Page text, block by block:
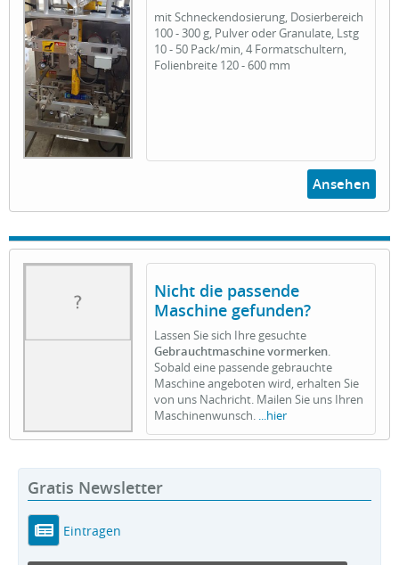
mit Schneckendosierung, Dosierbereich
100 - 300 g, Pulver oder Granulate, Lstg
10 - 50 Pack/min, 4 Formatschultern,
Folienbreite 120 - 600 mm
Ansehen
Nicht die passende
Maschine gefunden?
Lassen Sie sich Ihre gesuchte
Gebrauchtmaschine vormerken.
Sobald eine passende gebrauchte
Maschine angeboten wird, erhalten Sie
von uns Nachricht. Mailen Sie uns Ihren
Maschinenwunsch. ...hier
Gratis Newsletter
Eintragen